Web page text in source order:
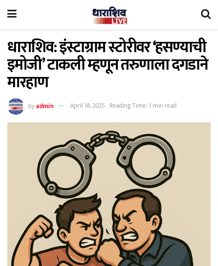
धाराशिव: इंस्टाग्राम स्टोरीवर ‘हसण्याची
इमोजी’ टाकली म्हणून तरुणाला दगडाने
मारहाण
byadmin April 18, 2025 Reading Time: 1 min read